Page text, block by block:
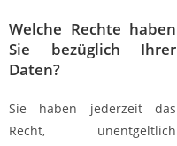
Welche Rechte haben
Sie bezüglich Ihrer
Daten?
Sie haben jederzeit das
Recht, unentgeltlich